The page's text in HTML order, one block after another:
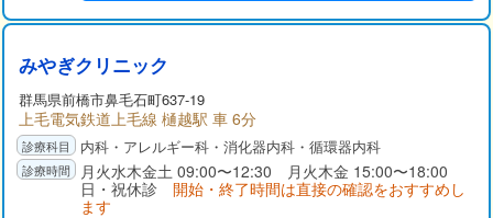
みやぎクリニック
群馬県前橋市鼻毛石町637-19
上毛電気鉄道上毛線 樋越駅 車 6分
内科・アレルギー科・消化器内科・循環器内科
月火水木金土 09:00〜12:30 月火木金 15:00〜18:00
日・祝休診 開始・終了時間は直接の確認をおすすめし
ます